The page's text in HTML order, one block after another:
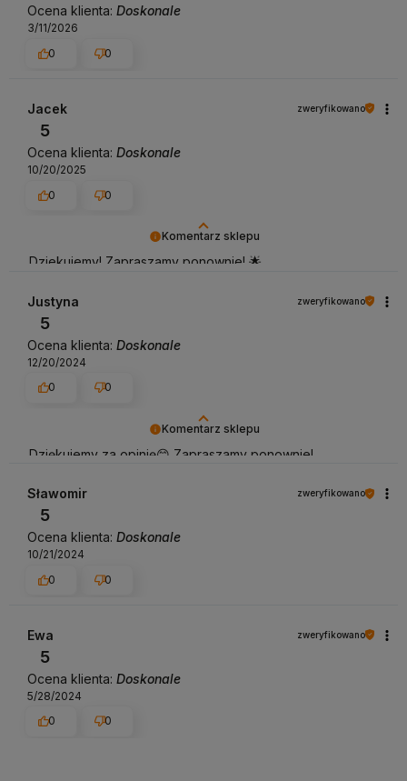
Ocena klienta: Doskonale
3/11/2026
0
0
Komentarz sklepu
Dziekujemy! Zapraszamy ponownie! 🌟
Jacek zweryfikowano
5
Ocena klienta: Doskonale
10/20/2025
0
0
Komentarz sklepu
Dziękujemy za opinię😊 Zapraszamy ponownie!
Justyna zweryfikowano
5
Ocena klienta: Doskonale
12/20/2024
0
0
Sławomir zweryfikowano
5
Ocena klienta: Doskonale
10/21/2024
0
0
Ewa zweryfikowano
5
Ocena klienta: Doskonale
5/28/2024
0
0